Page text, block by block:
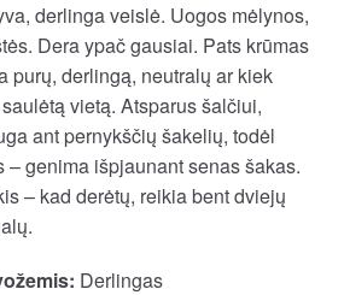
derlinga veislė. Uogos mėlynos,
Dera ypač gausiai. Pats krūmas
purų, derlingą, neutralų ar kiek
vietą. Atsparus šalčiui,
ant pernykščių šakelių, todėl
– genima išpjaunant senas šakas.
– kad derėtų, reikia bent dviejų
Derlingas